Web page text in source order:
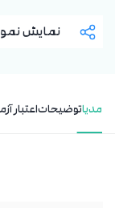
نمایش
مدیاتوضیحاتاعتبار